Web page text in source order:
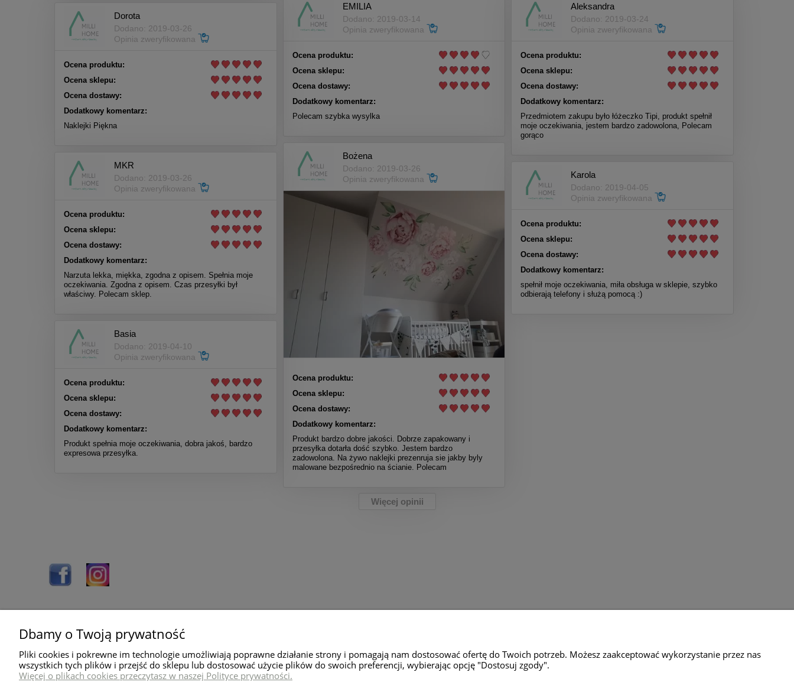
EMILIA
Dodano: 2019-03-14
Opinia zweryfikowana
Ocena produktu:
Ocena sklepu:
Ocena dostawy:
Dodatkowy komentarz:
Polecam szybka wysylka
Aleksandra
Dodano: 2019-03-24
Opinia zweryfikowana
Ocena produktu:
Ocena sklepu:
Ocena dostawy:
Dodatkowy komentarz:
Przedmiotem zakupu było łóżeczko Tipi, produkt spełnił
moje oczekiwania, jestem bardzo zadowolona, Polecam
gorąco
Dorota
Dodano: 2019-03-26
Opinia zweryfikowana
Ocena produktu:
Ocena sklepu:
Ocena dostawy:
Dodatkowy komentarz:
Naklejki Piękna
Bożena
Dodano: 2019-03-26
Opinia zweryfikowana
Ocena produktu:
Ocena sklepu:
Ocena dostawy:
Dodatkowy komentarz:
Produkt bardzo dobre jakości. Dobrze zapakowany i
przesyłka dotarła dość szybko. Jestem bardzo
zadowolona. Na żywo naklejki prezenruja sie jakby byly
malowane bezpośrednio na ścianie. Polecam
MKR
Dodano: 2019-03-26
Opinia zweryfikowana
Ocena produktu:
Ocena sklepu:
Ocena dostawy:
Dodatkowy komentarz:
Narzuta lekka, miękka, zgodna z opisem. Spełnia moje
oczekiwania. Zgodna z opisem. Czas przesyłki był
właściwy. Polecam sklep.
Karola
Dodano: 2019-04-05
Opinia zweryfikowana
Ocena produktu:
Ocena sklepu:
Ocena dostawy:
Dodatkowy komentarz:
spełnił moje oczekiwania, miła obsługa w sklepie, szybko
odbierają telefony i służą pomocą :)
Basia
Dodano: 2019-04-10
Opinia zweryfikowana
Ocena produktu:
Ocena sklepu:
Ocena dostawy:
Dodatkowy komentarz:
Produkt spełnia moje oczekiwania, dobra jakoś, bardzo
expresowa przesyłka.
Więcej opinii
Pomoc
O nas
Blog
Wysyłka towaru
Koszty dostawy
Twoje zamówienia
Zwroty towaru
ul.Motylkowa 65g
Dbamy o Twoją prywatność
Pliki cookies i pokrewne im technologie umożliwiają poprawne działanie strony i pomagają nam dostosować ofertę do Twoich potrzeb. Możesz zaakceptować wykorzystanie przez nas
wszystkich tych plików i przejść do sklepu lub dostosować użycie plików do swoich preferencji, wybierając opcję "Dostosuj zgody".
Więcej o plikach cookies przeczytasz w naszej Polityce prywatności.